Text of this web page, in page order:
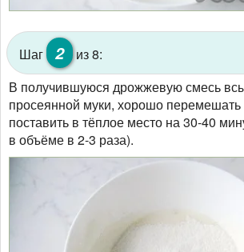
Шаг 2 из 8:
В получившуюся дрожжевую смесь
просеянной муки, хорошо перемешать
поставить в тёплое место на 30-40
в объёме в 2-3 раза).